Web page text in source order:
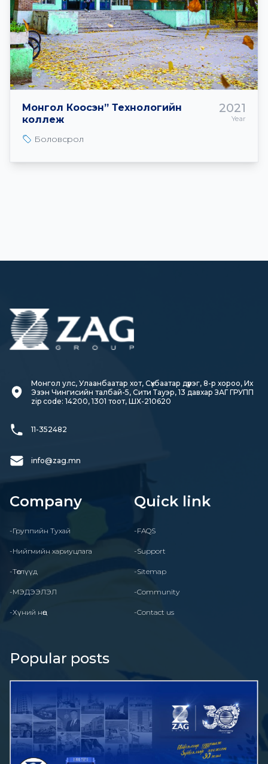
Монгол Коосэн” Технологийн
коллеж
Боловсрол
2021
Year
Монгол улс, Улаанбаатар хот, Сүхбаатар дүүрэг, 8-р хороо, Их
Эзэн Чингисийн талбай-5, Сити Тауэр, 13 давхар ЗАГ ГРУПП
zip code: 14200, 1301 тоот, ШХ-210620
11-352482
info@zag.mn
Company
-Группийн Тухай
-Нийгмийн хариуцлага
-Төслүүд
-МЭДЭЭЛЭЛ
-Хүний нөөц
Quick link
-FAQS
-Support
-Sitemap
-Community
-Contact us
Popular posts